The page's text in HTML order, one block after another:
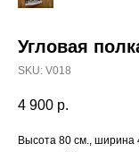
Угловая
SKU: V018
4 900 р.
Высота 80 см., ширина